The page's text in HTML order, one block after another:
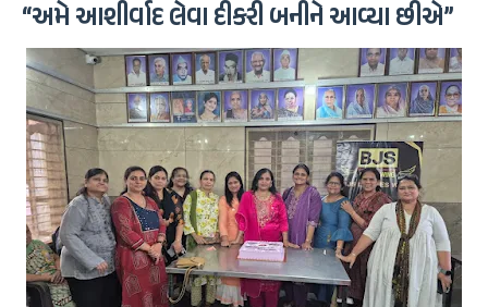
“અમે આશીર્વાદ લેવા દીકરી બનીને આવ્યા છીએ”